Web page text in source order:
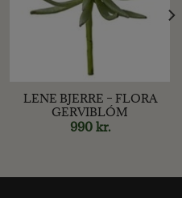
LENE BJERRE – FLORA
GERVIBLÓM
990 kr.